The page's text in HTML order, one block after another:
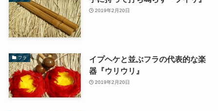
2019年2月20日
フラ
イプヘケと並ぶフラの代表的な楽
器『ウリウリ』
2019年2月20日